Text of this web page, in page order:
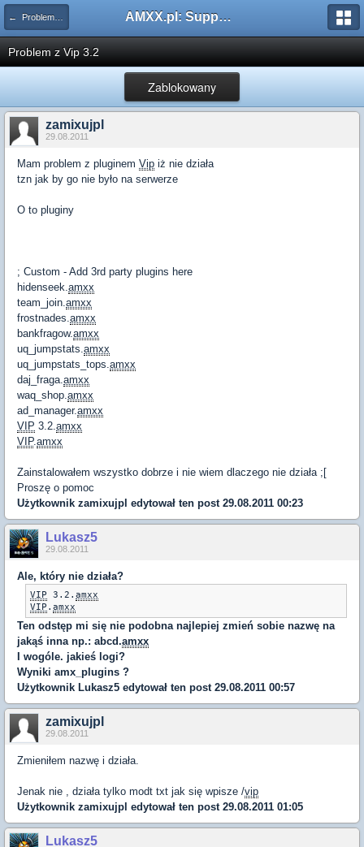
← Problemy z pluginami AMXX.pl: Support AMX Mod X i SourceMod
Problem z Vip 3.2
Zablokowany
zamixujpl
29.08.2011
Mam problem z pluginem Vip iż nie działa
tzn jak by go nie było na serwerze
O to pluginy
; Custom - Add 3rd party plugins here
hidenseek.amxx
team_join.amxx
frostnades.amxx
bankfragow.amxx
uq_jumpstats.amxx
uq_jumpstats_tops.amxx
daj_fraga.amxx
waq_shop.amxx
ad_manager.amxx
VIP 3.2.amxx
VIP.amxx
Zainstalowałem wszystko dobrze i nie wiem dlaczego nie działa ;[
Proszę o pomoc
Użytkownik zamixujpl edytował ten post 29.08.2011 00:23
Lukasz5
29.08.2011
Ale, który nie działa?
VIP 3.2. amxx
VIP . amxx
Ten odstęp mi się nie podobna najlepiej zmień sobie nazwę na
jakąś inna np.: abcd.amxx
I wogóle. jakieś logi?
Wyniki amx_plugins ?
Użytkownik Lukasz5 edytował ten post 29.08.2011 00:57
zamixujpl
29.08.2011
Zmieniłem nazwę i działa.
Jenak nie , działa tylko modt txt jak się wpisze /vip
Użytkownik zamixujpl edytował ten post 29.08.2011 01:05
Lukasz5